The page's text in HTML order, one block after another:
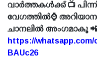
വാർത്തകൾക്ക് 📺
വേഗത്തിൽ⌚
ചാനലിൽ അംഗമാകൂ
https://whatsapp.com/
BAUc26